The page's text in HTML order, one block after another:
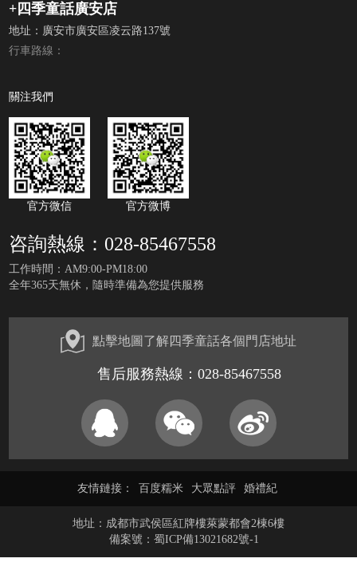
+四季童話廣安店
地址：廣安市廣安區凌云路137號
行車路線：
關注我們
官方微信 官方微博
咨詢熱線：028-85467558
工作時間：AM9:00-PM18:00
全年365天無休，隨時準備為您提供服務
點擊地圖了解四季童話各個門店地址
售后服務熱線：028-85467558
友情鏈接： 百度糯米 大眾點評 婚禮紀
地址：成都市武侯區紅牌樓萊蒙都會2棟6樓
備案號： 蜀ICP備13021682號-1